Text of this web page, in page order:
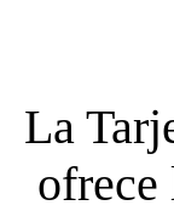
La
ofrece